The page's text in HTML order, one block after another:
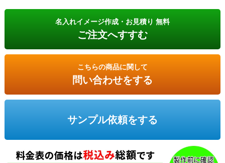
名入れイメージ作成・お見積り 無料
ご注文へすすむ
こちらの商品に関して
問い合わせをする
サンプル依頼をする